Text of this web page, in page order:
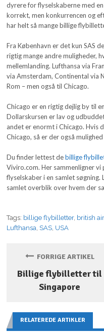
dyrere for flyselskaberne med
korrekt, men konkurrencen og
har helt så mange billige
Fra København er det kun SAS
rigtig mange andre muligheder,
mellemlanding. Lufthansa via
via Amsterdam, Continental via
Rom – men også til Chicago.
Chicago er en rigtig dejlig by til
Dollarskursen er lav og
andet er enormt i Chicago. Hvis
Chicago, så er der også
Du finder lettest debillige
Viviro.com. Her sammenligner
flyselskaber i en samlet
samlet overblik over hvem der
Tags: billige flybilletter, british
Lufthansa, SAS, USA
FORRIGE ARTIKEL
Billige flybilletter til
Singapore
RELATEREDE ARTIKLER